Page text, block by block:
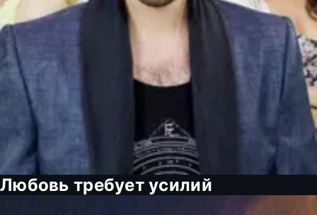
Любовь требует усилий